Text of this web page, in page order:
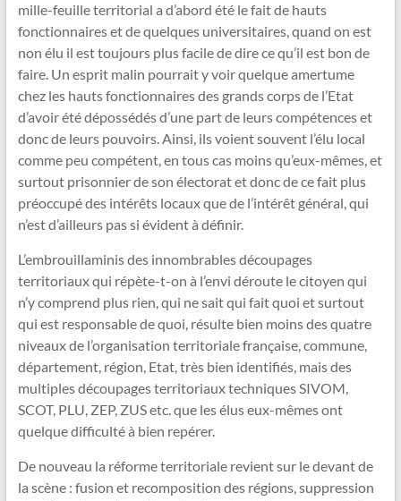
mille-feuille territorial a d’abord été le fait de hauts
fonctionnaires et de quelques universitaires, quand on est
non élu il est toujours plus facile de dire ce qu’il est bon de
faire. Un esprit malin pourrait y voir quelque amertume
chez les hauts fonctionnaires des grands corps de l’Etat
d’avoir été dépossédés d’une part de leurs compétences et
donc de leurs pouvoirs. Ainsi, ils voient souvent l’élu local
comme peu compétent, en tous cas moins qu’eux-mêmes, et
surtout prisonnier de son électorat et donc de ce fait plus
préoccupé des intérêts locaux que de l’intérêt général, qui
n’est d’ailleurs pas si évident à définir.
L’embrouillaminis des innombrables découpages
territoriaux qui répète-t-on à l’envi déroute le citoyen qui
n’y comprend plus rien, qui ne sait qui fait quoi et surtout
qui est responsable de quoi, résulte bien moins des quatre
niveaux de l’organisation territoriale française, commune,
département, région, Etat, très bien identifiés, mais des
multiples découpages territoriaux techniques SIVOM,
SCOT, PLU, ZEP, ZUS etc. que les élus eux-mêmes ont
quelque difficulté à bien repérer.
De nouveau la réforme territoriale revient sur le devant de
la scène : fusion et recomposition des régions, suppression